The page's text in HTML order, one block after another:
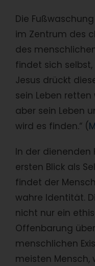
Die
im Zentrum des
des
findet sich
Jesus drückt
sein Leben retten
aber sein Leben
wird es finden.“ (
In der dienenden
ersten Blick als
findet der
wahre Identität.
nicht nur ein
Offenbarung
menschlichen
meisten Mensch,